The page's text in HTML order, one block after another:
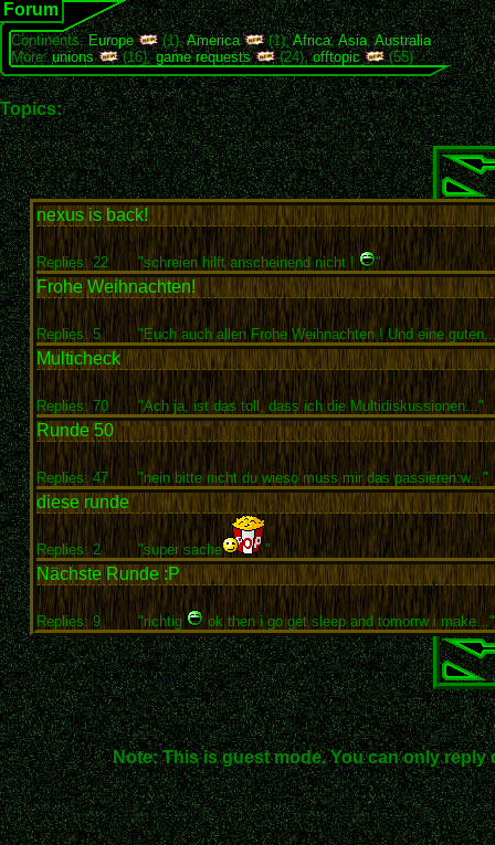
Forum
Continents:Europe (1),America (1),Africa,Asia,Australia
More:unions (16),game requests (24),offtopic (55)
Topics:
nexus is back!
Replies: 22 "schreien hilft anscheinend nicht ! "
Frohe Weihnachten!
Replies: 5 "Euch auch allen Frohe Weihnachten ! Und eine
Multicheck
Replies: 70 "Ach ja, ist das toll, dass ich die Multidiskussionen..."
Runde 50
Replies: 47 "nein bitte nicht du wieso muss mir das passieren:w..."
diese runde
Replies: 2 "super sache "
Nächste Runde :P
Replies: 9 "richtig ok then i go get sleep and tomorrw i make..."
Note: This is guest mode. You can only